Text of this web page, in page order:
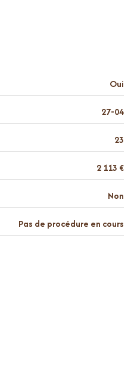
Oui
27-04
23
2 113 €
Non
Pas de procédure en cours